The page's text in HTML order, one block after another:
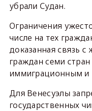
убрали Судан.
Ограничения
числе на тех
доказанная связь
граждан семи
иммиграционным и
Для Венесуэлы
государственных